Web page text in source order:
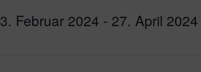
3. Februar 2024 - 27. April 2024